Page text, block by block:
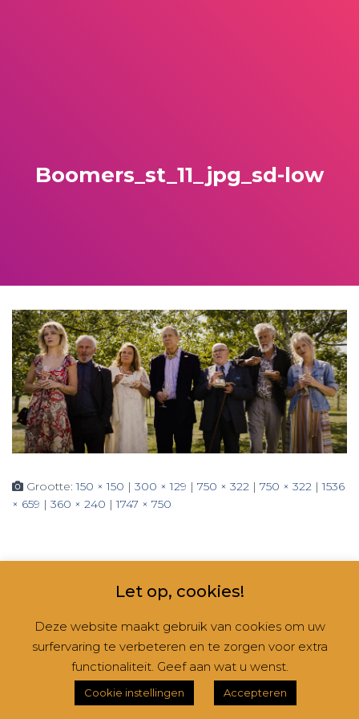
Boomers_st_11_jpg_sd-low
Grootte:150 × 150 | 300 × 129 | 750 × 322 | 750 × 322 | 1536
× 659 | 360 × 240 | 1747 × 750
CONTACT NIEUWSBRIEVEN RUBRIEKEN
Hestia | Ontwikkeld doorThemeIsle
Let op, cookies!
Deze website maakt gebruik van cookies om uw
surfervaring te verbeteren en te zorgen voor extra
functionaliteit. Geef aan wat u wenst.
Cookie instellingen Accepteren